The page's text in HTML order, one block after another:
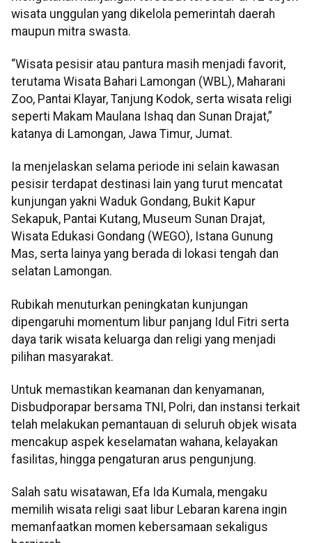
wisata unggulan yang dikelola pemerintah daerah
maupun mitra swasta.
“Wisata pesisir atau pantura masih menjadi favorit,
terutama Wisata Bahari Lamongan (WBL), Maharani
Zoo, Pantai Klayar, Tanjung Kodok, serta wisata religi
seperti Makam Maulana Ishaq dan Sunan Drajat,”
katanya di Lamongan, Jawa Timur, Jumat.
Ia menjelaskan selama periode ini selain kawasan
pesisir terdapat destinasi lain yang turut mencatat
kunjungan yakni Waduk Gondang, Bukit Kapur
Sekapuk, Pantai Kutang, Museum Sunan Drajat,
Wisata Edukasi Gondang (WEGO), Istana Gunung
Mas, serta lainya yang berada di lokasi tengah dan
selatan Lamongan.
Rubikah menuturkan peningkatan kunjungan
dipengaruhi momentum libur panjang Idul Fitri serta
daya tarik wisata keluarga dan religi yang menjadi
pilihan masyarakat.
Untuk memastikan keamanan dan kenyamanan,
Disbudporapar bersama TNI, Polri, dan instansi terkait
telah melakukan pemantauan di seluruh objek wisata
mencakup aspek keselamatan wahana, kelayakan
fasilitas, hingga pengaturan arus pengunjung.
Salah satu wisatawan, Efa Ida Kumala, mengaku
memilih wisata religi saat libur Lebaran karena ingin
memanfaatkan momen kebersamaan sekaligus